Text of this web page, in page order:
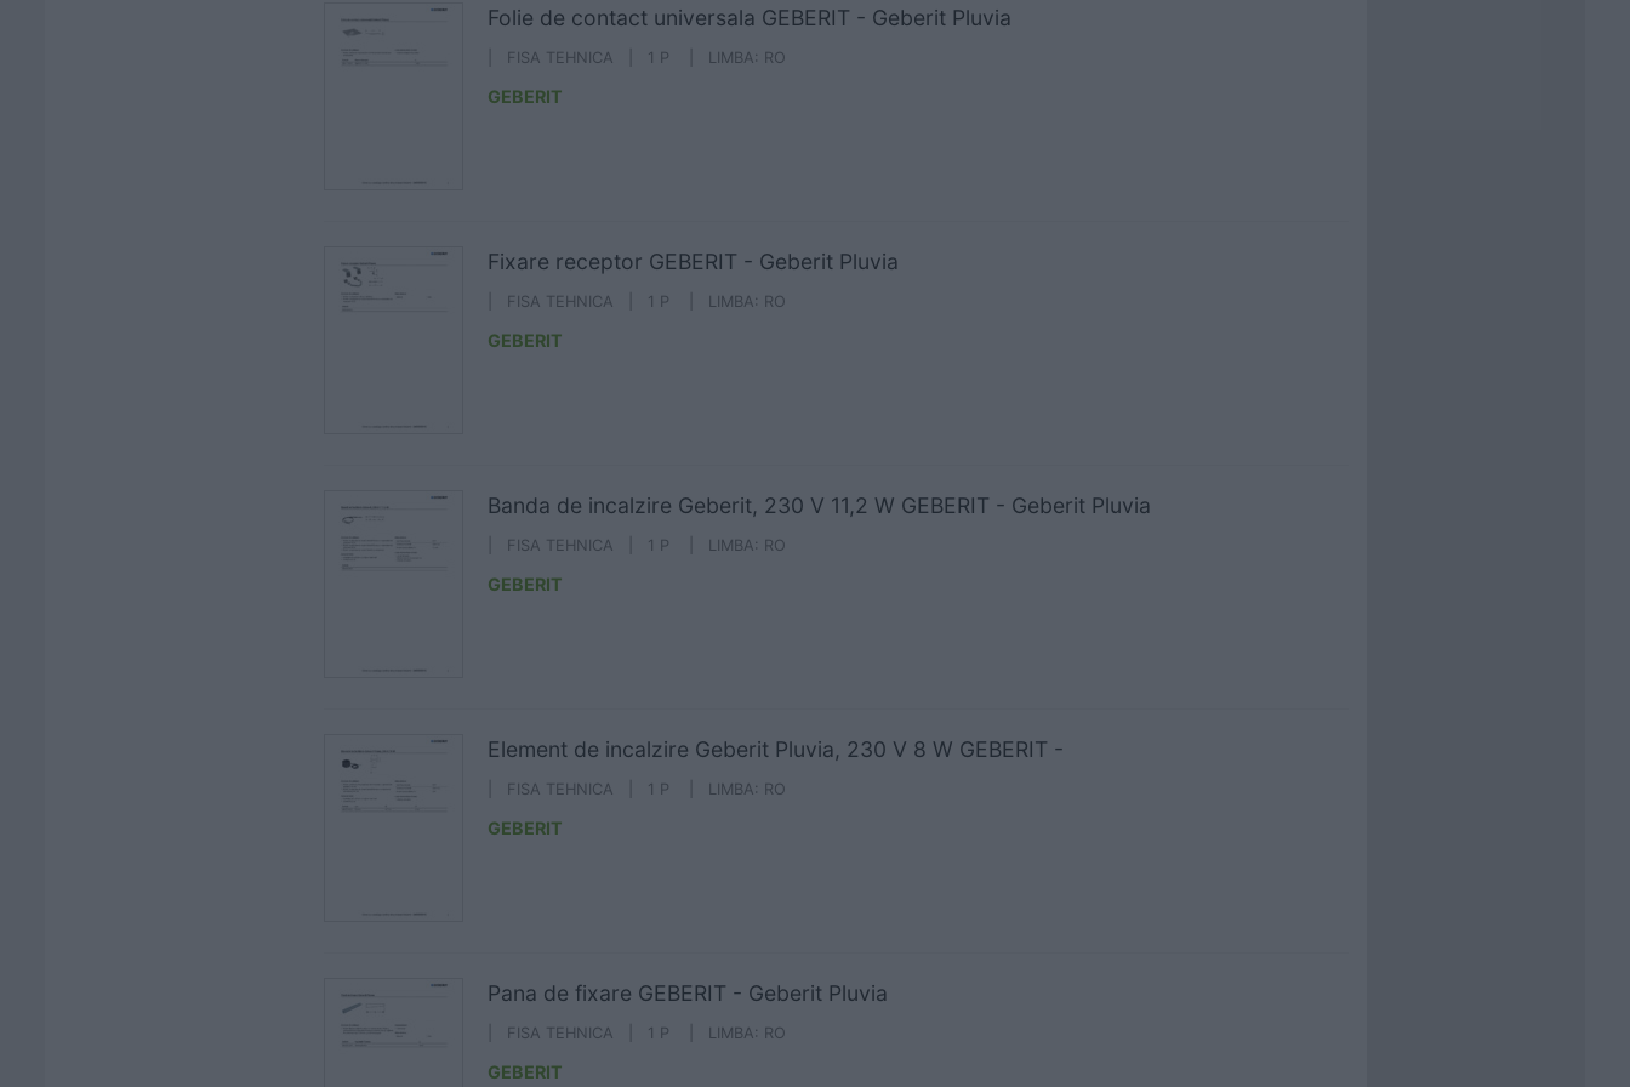
Folie de contact universala GEBERIT - Geberit Pluvia
| FISA TEHNICA | 1 P | LIMBA: RO
GEBERIT
Fixare receptor GEBERIT - Geberit Pluvia
| FISA TEHNICA | 1 P | LIMBA: RO
GEBERIT
Banda de incalzire Geberit, 230 V 11,2 W GEBERIT - Geberit Pluvia
| FISA TEHNICA | 1 P | LIMBA: RO
GEBERIT
Element de incalzire Geberit Pluvia, 230 V 8 W GEBERIT -
| FISA TEHNICA | 1 P | LIMBA: RO
GEBERIT
Pana de fixare GEBERIT - Geberit Pluvia
| FISA TEHNICA | 1 P | LIMBA: RO
GEBERIT